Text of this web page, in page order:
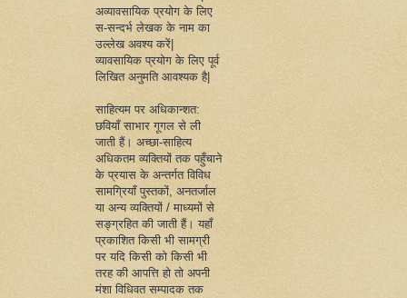
अव्यावसायिक प्रयोग के लिए
स-सन्दर्भ लेखक के नाम का
उल्लेख अवश्य करें|
व्यावसायिक प्रयोग के लिए पूर्व
लिखित अनुमति आवश्यक है|
साहित्यम पर अधिकान्शत:
छवियाँ साभार गूगल से ली
जाती हैं। अच्छा-साहित्य
अधिकतम व्यक्तियों तक पहुँचाने
के प्रयास के अन्तर्गत विविध
सामग्रियाँ पुस्तकों, अनतर्जाल
या अन्य व्यक्तियों / माध्यमों से
सङ्ग्रहित की जाती हैं। यहाँ
प्रकाशित किसी भी सामग्री
पर यदि किसी को किसी भी
तरह की आपत्ति हो तो अपनी
मंशा विधिवत सम्पादक तक